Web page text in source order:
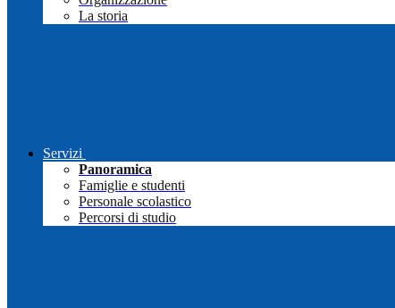
La storia
Servizi
Panoramica
Famiglie e studenti
Personale scolastico
Percorsi di studio